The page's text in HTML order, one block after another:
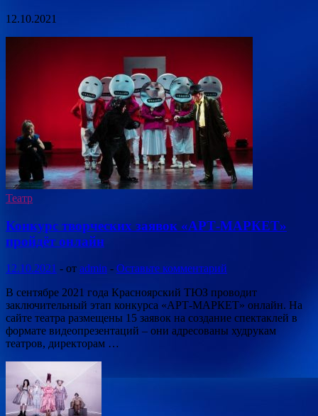
12.10.2021
Театр
Конкурс творческих заявок «АРТ-МАРКЕТ»
пройдёт онлайн
12.10.2021 - от admin - Оставьте комментарий
В сентябре 2021 года Красноярский ТЮЗ проводит
заключительный этап конкурса «АРТ-МАРКЕТ» онлайн. На
сайте театра размещены 15 заявок на создание спектаклей в
формате видеопрезентаций – они адресованы худрукам
театров, директорам …